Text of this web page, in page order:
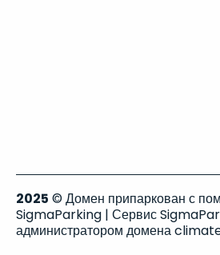
2025 © Домен припаркован с
SigmaParking | Сервис
администратором домена